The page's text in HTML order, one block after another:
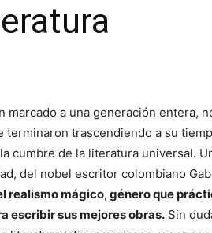
marcado a una generación entera,
terminaron trascendiendo a su
cumbre de la literatura universal.
del nobel escritor colombiano
realismo mágico, género que
escribir sus mejores obras. Sin